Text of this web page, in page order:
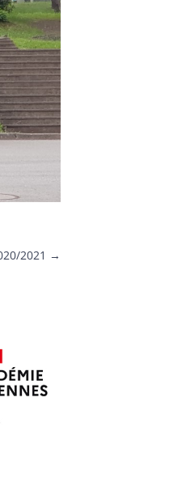
2021 →